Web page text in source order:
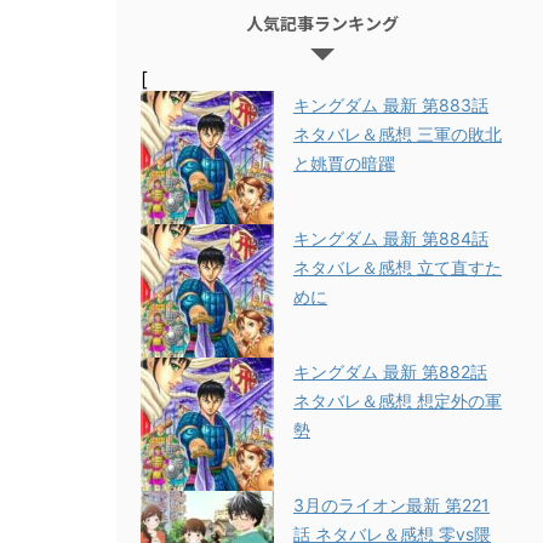
人気記事ランキング
[
キングダム 最新 第883話
ネタバレ＆感想 三軍の敗北
と姚賈の暗躍
キングダム 最新 第884話
ネタバレ＆感想 立て直すた
めに
キングダム 最新 第882話
ネタバレ＆感想 想定外の軍
勢
3月のライオン最新 第221
話 ネタバレ＆感想 零vs隈